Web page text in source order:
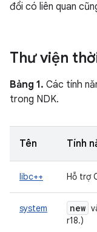
đổi có liên quan
Thư viện
Bảng 1. Các tính
trong NDK.
Tên Tính
libc++ Hỗ trợ
system new
r18.)